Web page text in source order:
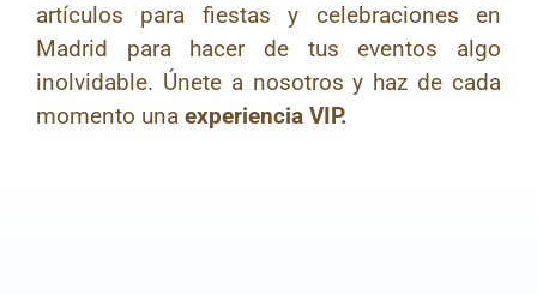
artículos para fiestas y celebraciones en
Madrid para hacer de tus eventos algo
inolvidable. Únete a nosotros y haz de cada
momento una experiencia VIP.